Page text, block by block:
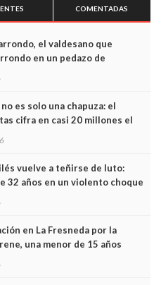
COMENTADAS
el valdesano que
en un pedazo de
no es solo una chapuza: el
cifra en casi 20 millones el
trenes que no cabían por los
vuelve a teñirse de luto:
32 años en un violento choque
en La Fresneda por la
una menor de 15 años